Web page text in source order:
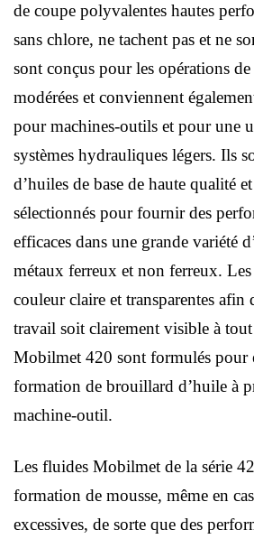
de coupe polyvalentes hautes
sans chlore, ne tachent pas et ne
sont conçus pour les opérations de
modérées et conviennent
pour machines-outils et pour une
systèmes hydrauliques légers. Ils
d’huiles de base de haute qualité
sélectionnés pour fournir des
efficaces dans une grande variété
métaux ferreux et non ferreux.
couleur claire et transparentes afin
travail soit clairement visible à
Mobilmet 420 sont formulés pour
formation de brouillard d’huile à
machine-outil.
Les fluides Mobilmet de la série
formation de mousse, même en
excessives, de sorte que des